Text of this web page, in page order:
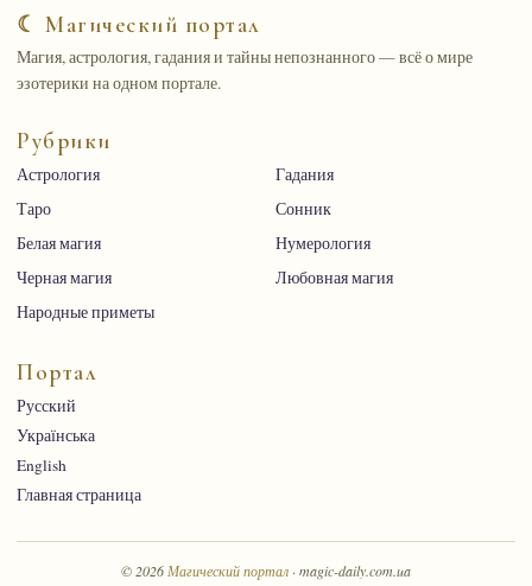
☾ Магический портал
Магия, астрология, гадания и тайны непознанного — всё о мире
эзотерики на одном портале.
Рубрики
Астрология
Гадания
Таро
Сонник
Белая магия
Нумерология
Черная магия
Любовная магия
Народные приметы
Портал
Русский
Українська
English
Главная страница
© 2026 Магический портал · magic-daily.com.ua